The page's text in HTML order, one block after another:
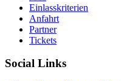
Einlasskriterien
Anfahrt
Partner
Tickets
Social Links